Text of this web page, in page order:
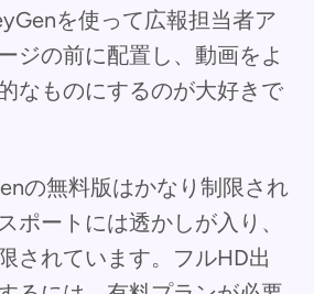
を使って広報担当者ア
ジの前に配置し、動画をよ
なものにするのが大好きで
の無料版はかなり制限され
ポートには透かしが入り、
されています。フルHD出